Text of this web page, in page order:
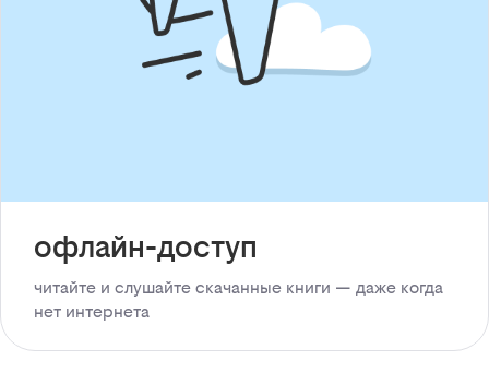
офлайн-доступ
читайте и слушайте скачанные книги — даже когда
нет интернета